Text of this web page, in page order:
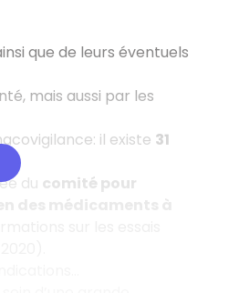
que de leurs éventuels
mais aussi par les
il existe 31
du comité pour